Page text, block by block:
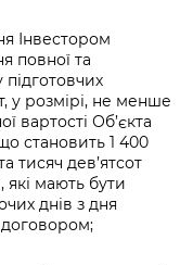
Інвестором
повної та
у розмірі, не менше
вартості Об’єкта
становить 1 400
тисяч дев’ятсот
які мають бути
днів з дня
договором;